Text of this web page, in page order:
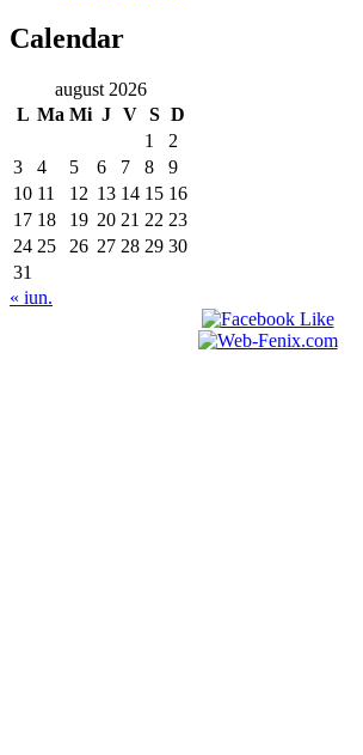
Calendar
august 2026
L Ma Mi J V S D
1
2
3
4 5 6 7 8
9
10 11 12 13 14 15 16
17 18 19 20 21 22 23
24 25 26 27 28 29 30
31
« iun.